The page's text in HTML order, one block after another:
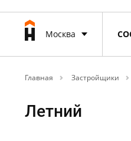
Москва
Главная Застройщики
Летний